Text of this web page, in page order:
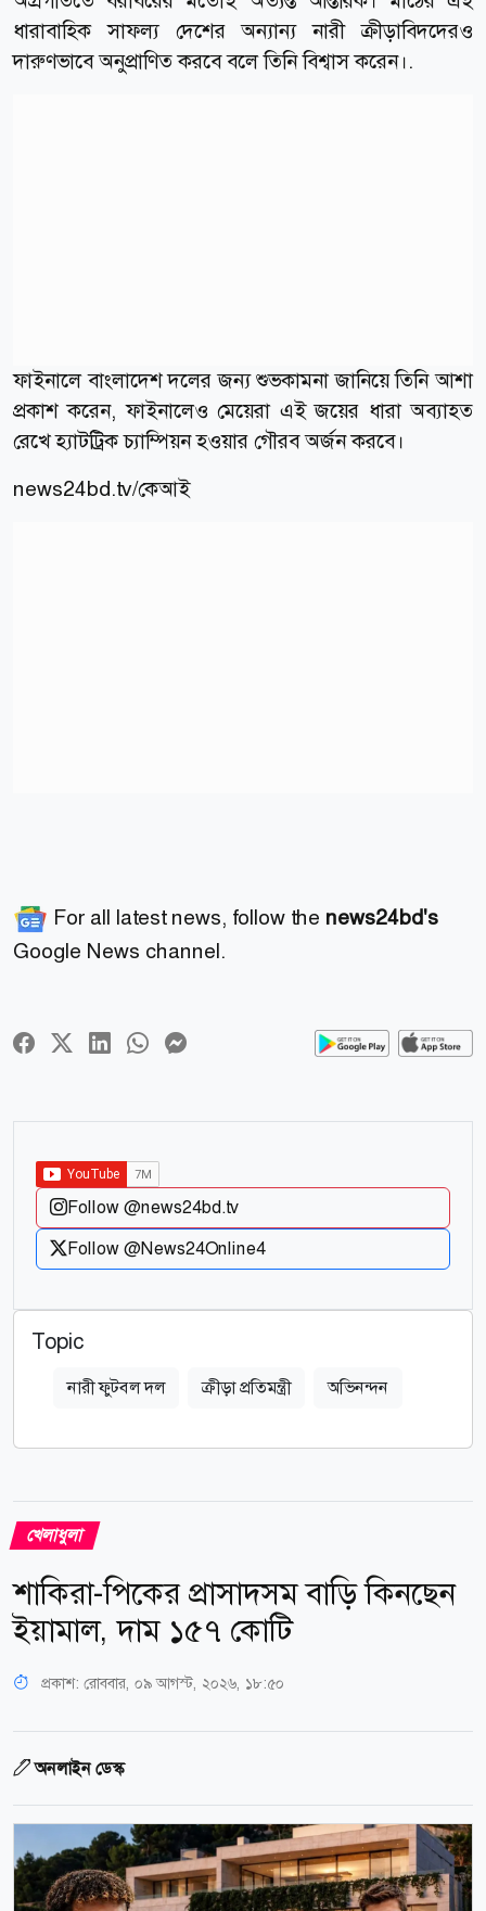
ধারাবাহিক সাফল্য দেশের অন্যান্য নারী ক্রীড়াবিদদেরও
দারুণভাবে অনুপ্রাণিত করবে বলে তিনি বিশ্বাস করেন।.
ফাইনালে বাংলাদেশ দলের জন্য শুভকামনা জানিয়ে তিনি আশা
প্রকাশ করেন, ফাইনালেও মেয়েরা এই জয়ের ধারা অব্যাহত
রেখে হ্যাটট্রিক চ্যাম্পিয়ন হওয়ার গৌরব অর্জন করবে।
news24bd.tv/কেআই
For all latest news, follow the news24bd's
Google News channel.
Follow @news24bd.tv
Follow @News24Online4
Topic
নারী ফুটবল দল ক্রীড়া প্রতিমন্ত্রী অভিনন্দন
খেলাধুলা
শাকিরা-পিকের প্রাসাদসম বাড়ি কিনছেন
ইয়ামাল, দাম ১৫৭ কোটি
প্রকাশ: রোববার, ০৯ আগস্ট, ২০২৬, ১৮:৫০
অনলাইন ডেস্ক